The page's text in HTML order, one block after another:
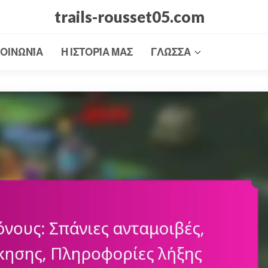
trails-rousset05.com
Η ΙΣΤΟΡΊΑ ΜΑΣ ΓΛΏΣΣΑ